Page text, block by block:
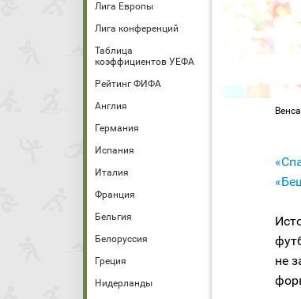
Лига Европы
Лига конференций
Таблица
коэффициентов УЕФА
Рейтинг ФИФА
Англия
Германия
Испания
Италия
Франция
Бельгия
Белоруссия
Греция
Нидерланды
не